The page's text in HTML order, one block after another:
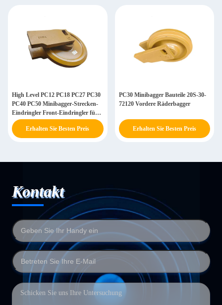
High Level PC12 PC18 PC27 PC30
PC40 PC50 Minibagger-Strecken-
Eindringler Front-Eindringler für
den Komatsu-Bagger
Erhalten Sie Besten Preis
PC30 Minibagger Bauteile 20S-30-
72120 Vordere Räderbagger
Erhalten Sie Besten Preis
Kontakt